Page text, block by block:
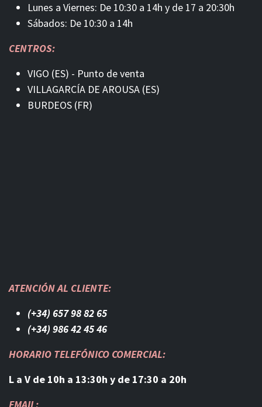
Lunes a Viernes: De 10:30 a 14h y de 17 a 20:30h
Sábados: De 10:30 a 14h
CENTROS:
VIGO (ES) - Punto de venta
VILLAGARCÍA DE AROUSA (ES)
BURDEOS (FR)
ATENCIÓN AL CLIENTE:
(+34) 657 98 82 65
(+34) 986 42 45 46​
HORARIO TELEFÓNICO COMERCIAL:
L a V de 10h a 13:30h y de 17:30 a 20h